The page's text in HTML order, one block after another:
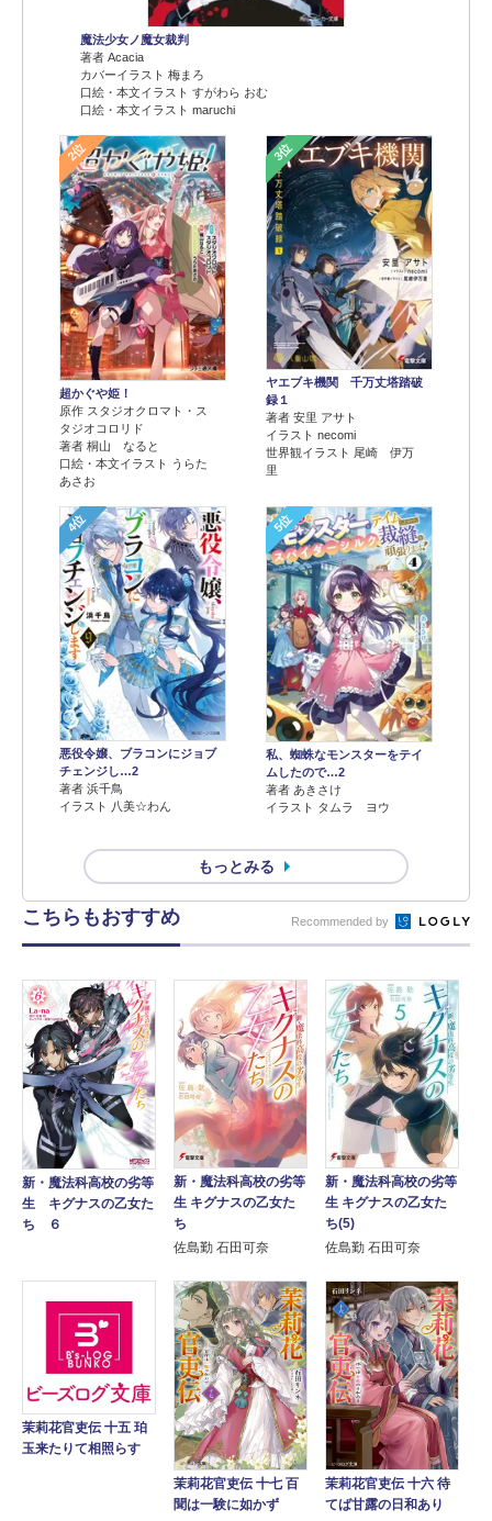
魔法少女ノ魔女裁判
著者 Acacia
カバーイラスト 梅まろ
口絵・本文イラスト すがわら おむ
口絵・本文イラスト maruchi
2位
超かぐや姫！
原作 スタジオクロマト・ス
タジオコロリド
著者 桐山 なると
口絵・本文イラスト うらた
あさお
3位
ヤエブキ機関 千万丈塔踏破
録１
著者 安里 アサト
イラスト necomi
世界観イラスト 尾崎 伊万
里
4位
悪役令嬢、ブラコンにジョブ
チェンジし…2
著者 浜千鳥
イラスト 八美☆わん
5位
私、蜘蛛なモンスターをテイ
ムしたので…2
著者 あきさけ
イラスト タムラ ヨウ
もっとみる
こちらもおすすめ Recommended by
新・魔法科高校の劣等
生 キグナスの乙女た
ち ６
新・魔法科高校の劣等
生 キグナスの乙女た
ち
佐島勤 石田可奈
新・魔法科高校の劣等
生 キグナスの乙女た
ち(5)
佐島勤 石田可奈
茉莉花官吏伝 十五 珀
玉来たりて相照らす
茉莉花官吏伝 十七 百
聞は一験に如かず
茉莉花官吏伝 十六 待
てば甘露の日和あり